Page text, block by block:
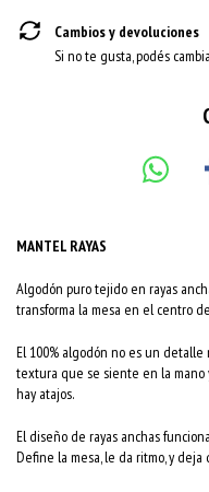
Cambios y devoluciones
Si no te gusta, podés
MANTEL RAYAS
Algodón puro tejido en rayas
transforma la mesa en el centro
El 100% algodón no es un detalle
textura que se siente en la mano
hay atajos.
El diseño de rayas anchas
Define la mesa, le da ritmo, y